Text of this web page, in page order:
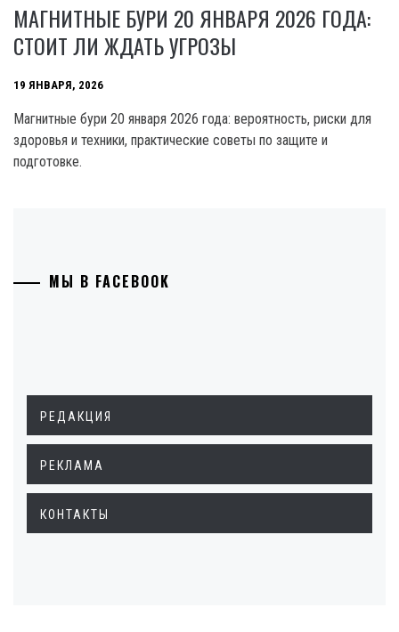
МАГНИТНЫЕ БУРИ 20 ЯНВАРЯ 2026 ГОДА:
СТОИТ ЛИ ЖДАТЬ УГРОЗЫ
19 ЯНВАРЯ, 2026
Магнитные бури 20 января 2026 года: вероятность, риски для
здоровья и техники, практические советы по защите и
подготовке.
МЫ В FACEBOOK
РЕДАКЦИЯ
РЕКЛАМА
КОНТАКТЫ